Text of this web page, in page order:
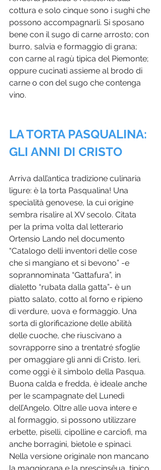
cottura e solo cinque sono i sughi che
possono accompagnarli. Si sposano
bene con il sugo di carne arrosto; con
burro, salvia e formaggio di grana;
con carne al ragù tipica del Piemonte;
oppure cucinati assieme al brodo di
carne o con del sugo che contenga
vino.
LA TORTA PASQUALINA:
GLI ANNI DI CRISTO
Arriva dall’antica tradizione culinaria
ligure: è la torta Pasqualina! Una
specialità genovese, la cui origine
sembra risalire al XV secolo. Citata
per la prima volta dal letterario
Ortensio Lando nel documento
“Catalogo delli inventori delle cose
che si mangiano et si bevono” -e
soprannominata “Gattafura”, in
dialetto “rubata dalla gatta”- è un
piatto salato, cotto al forno e ripieno
di verdure, uova e formaggio. Una
sorta di glorificazione delle abilità
delle cuoche, che riuscivano a
sovrapporre sino a trentatré sfoglie
per omaggiare gli anni di Cristo. Ieri,
come oggi è il simbolo della Pasqua.
Buona calda e fredda, è ideale anche
per le scampagnate del Lunedì
dell’Angelo. Oltre alle uova intere e
al formaggio, si possono utilizzare
erbette, piselli, cipolline e carciofi, ma
anche borragini, bietole e spinaci.
Nella versione originale non mancano